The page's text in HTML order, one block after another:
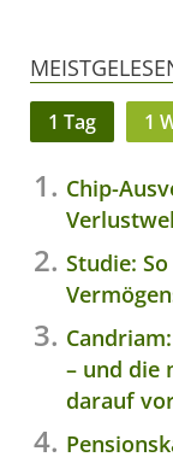
1 Tag 1
Chip-
Studie:
– und die
darauf